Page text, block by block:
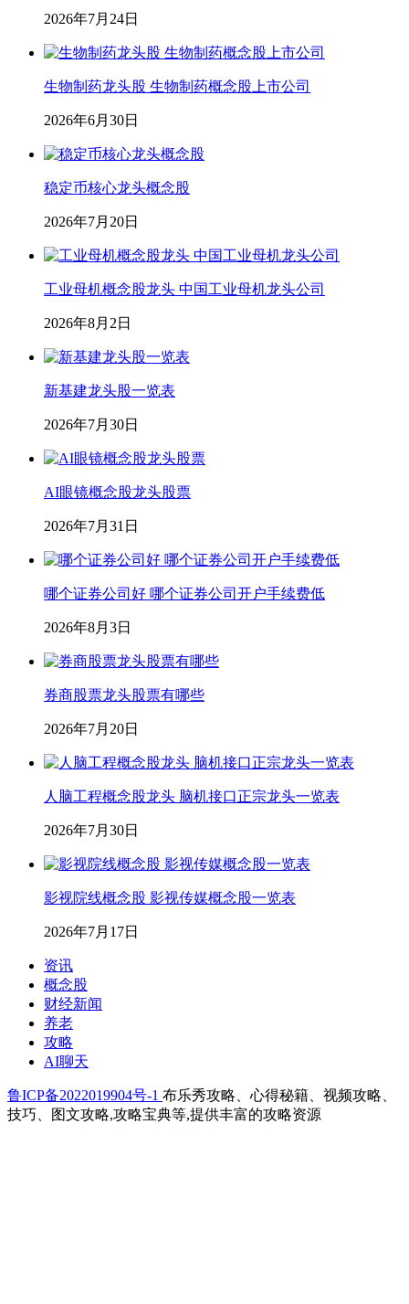
2026年7月24日
生物制药龙头股 生物制药概念股上市公司
2026年6月30日
稳定币核心龙头概念股
2026年7月20日
工业母机概念股龙头 中国工业母机龙头公司
2026年8月2日
新基建龙头股一览表
2026年7月30日
AI眼镜概念股龙头股票
2026年7月31日
哪个证券公司好 哪个证券公司开户手续费低
2026年8月3日
券商股票龙头股票有哪些
2026年7月20日
人脑工程概念股龙头 脑机接口正宗龙头一览表
2026年7月30日
影视院线概念股 影视传媒概念股一览表
2026年7月17日
资讯
概念股
财经新闻
养老
攻略
AI聊天
鲁ICP备2022019904号-1 布乐秀攻略、心得秘籍、视频攻略、
技巧、图文攻略,攻略宝典等,提供丰富的攻略资源